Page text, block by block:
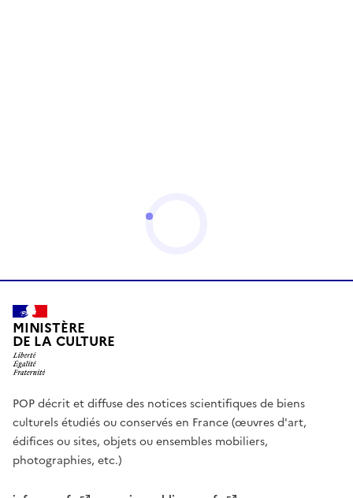
MINISTÈRE
DE LA CULTURE
POP décrit et diffuse des notices scientifiques de biens
culturels étudiés ou conservés en France (œuvres d'art,
édifices ou sites, objets ou ensembles mobiliers,
photographies, etc.)